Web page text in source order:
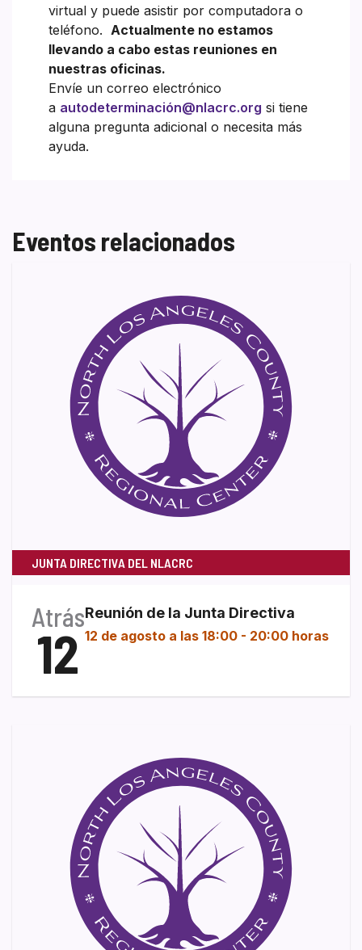
virtual y puede asistir por computadora o
teléfono. Actualmente no estamos
llevando a cabo estas reuniones en
nuestras oficinas.
Envíe un correo electrónico
a autodeterminación@nlacrc.org si tiene
alguna pregunta adicional o necesita más
ayuda.
Eventos relacionados
JUNTA DIRECTIVA DEL NLACRC
Atrás
12
Reunión de la Junta Directiva
12 de agosto a las 18:00 - 20:00 horas